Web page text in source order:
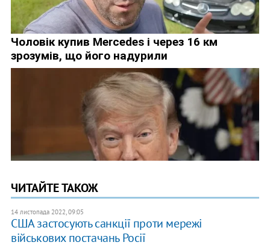
ЧИТАЙТЕ ТАКОЖ
14 листопада 2022, 09:05
США застосують санкції проти мережі
військових постачань Росії